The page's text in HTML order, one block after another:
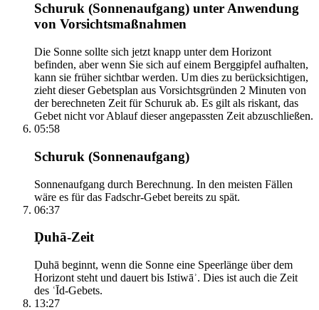
Schuruk (Sonnenaufgang) unter Anwendung
von Vorsichtsmaßnahmen
Die Sonne sollte sich jetzt knapp unter dem Horizont
befinden, aber wenn Sie sich auf einem Berggipfel aufhalten,
kann sie früher sichtbar werden. Um dies zu berücksichtigen,
zieht dieser Gebetsplan aus Vorsichtsgründen 2 Minuten von
der berechneten Zeit für Schuruk ab. Es gilt als riskant, das
Gebet nicht vor Ablauf dieser angepassten Zeit abzuschließen.
05:58
Schuruk (Sonnenaufgang)
Sonnenaufgang durch Berechnung. In den meisten Fällen
wäre es für das Fadschr-Gebet bereits zu spät.
06:37
Ḍuhā-Zeit
Ḍuhā beginnt, wenn die Sonne eine Speerlänge über dem
Horizont steht und dauert bis Istiwāʾ. Dies ist auch die Zeit
des ʿĪd-Gebets.
13:27